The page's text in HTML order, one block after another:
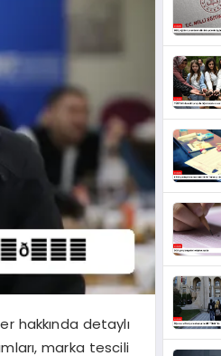
hakkında detaylı
marka tescili